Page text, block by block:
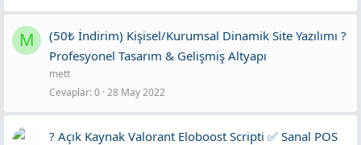
M
(50₺ İndirim) Kişisel/Kurumsal Dinamik Site Yazılımı ?
Profesyonel Tasarım & Gelişmiş Altyapı
mett
Cevaplar 0 28 May 2022
? Açık Kaynak Valorant Eloboost Scripti ✅ Sanal POS